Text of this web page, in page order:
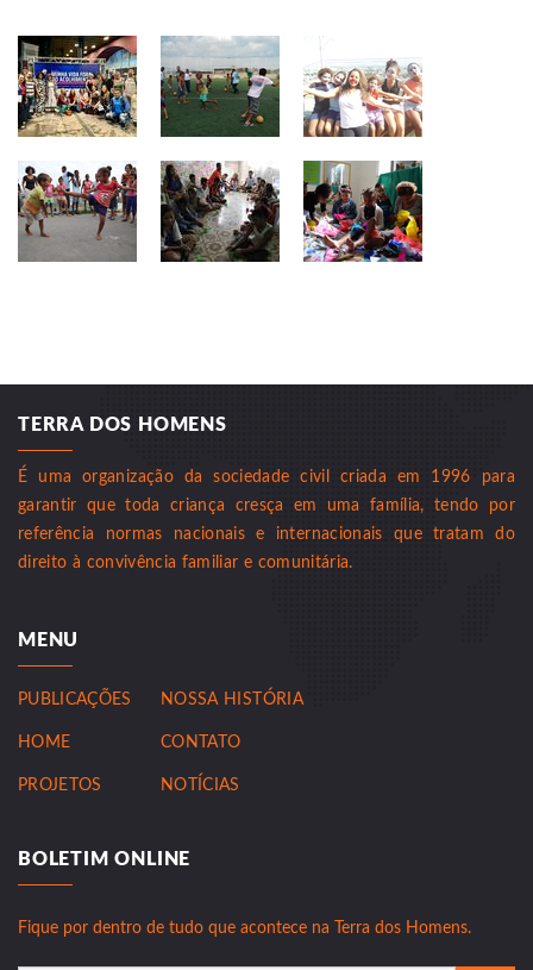
TERRA DOS HOMENS
É uma organização da sociedade civil criada em 1996 para
garantir que toda criança cresça em uma família, tendo por
referência normas nacionais e internacionais que tratam do
direito à convivência familiar e comunitária.
MENU
PUBLICAÇÕES
HOME
PROJETOS
NOSSA HISTÓRIA
CONTATO
NOTÍCIAS
BOLETIM ONLINE
Fique por dentro de tudo que acontece na Terra dos Homens.